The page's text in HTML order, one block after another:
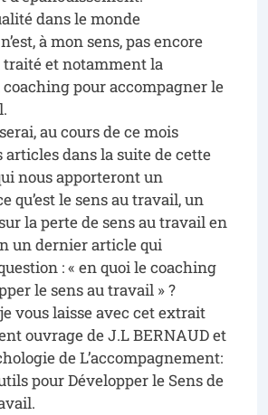
dans le monde
à mon sens, pas encore
et notamment la
pour accompagner le
au cours de ce mois
articles dans la suite de cette
nous apporteront un
qu’est le sens au travail, un
la perte de sens au travail en
un dernier article qui
: « en quoi le coaching
le sens au travail » ?
vous laisse avec cet extrait
ouvrage de J.L BERNAUD et
de L’accompagnement:
pour Développer le Sens de